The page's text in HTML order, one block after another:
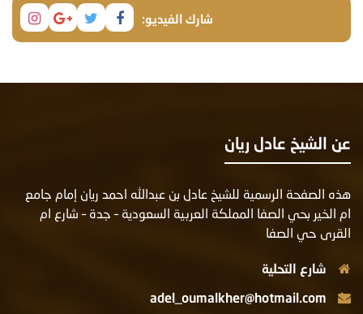
شارك الفيديو:
عن الشيخ عادل ريان
هذه الصفحة الرسمية للشيخ عادل بن عبدالله احمد ريان إمام جامع
ام الخير بحي الصفا المملكة العربية السعودية – جدة – شارع ام
القرى حي الصفا
شارع التحلية
adel_oumalkher@hotmail.com